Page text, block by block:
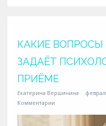
КАКИЕ ВОПРОСЫ
ЗАДАЁТ
ПРИЁМЕ
Екатерина Вершинина
Комментарии